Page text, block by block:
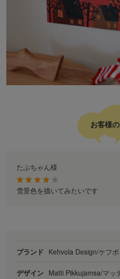
お客様
たぶちゃん様
雪景色を描いてみたいです
ブランド Kehvola Design/ケフ
デザイン Matti Pikkujamsa/マッ